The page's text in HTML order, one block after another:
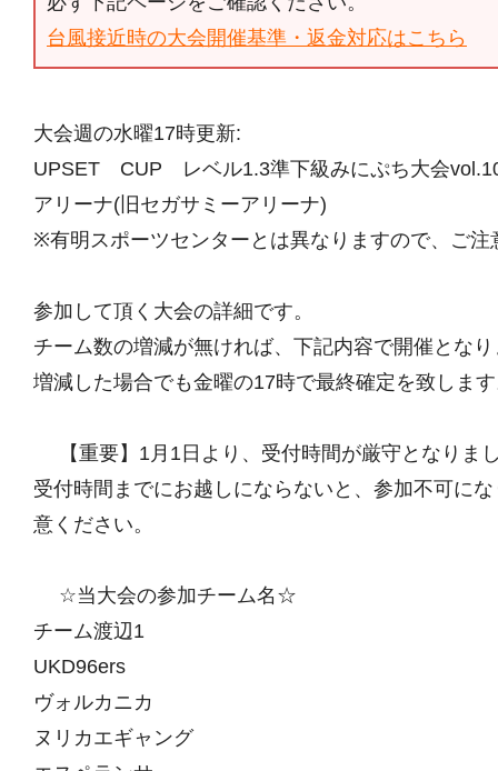
台風接近時の大会開催基準・返金対応はこちら
大会週の水曜17時更新:
UPSET CUP レベル1.3準下級みにぷち大会
アリーナ(旧セガサミーアリーナ)
※有明スポーツセンターとは異なりますので、ご注
参加して頂く大会の詳細です。
チーム数の増減が無ければ、下記内容で開催とな
増減した場合でも金曜の17時で最終確定を致しま
【重要】1月1日より、受付時間が厳守となり
受付時間までにお越しにならないと、参加不可に
意ください。
☆当大会の参加チーム名☆
チーム渡辺1
UKD96ers
ヴォルカニカ
ヌリカエギャング